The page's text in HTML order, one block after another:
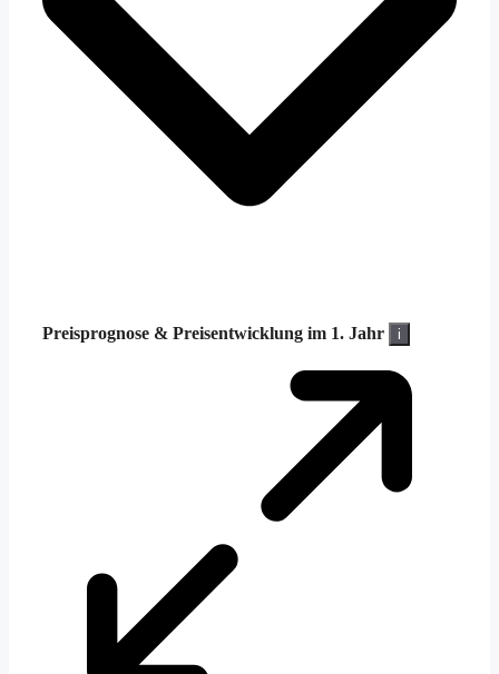
Preisprognose & Preisentwicklung im 1. Jahr i